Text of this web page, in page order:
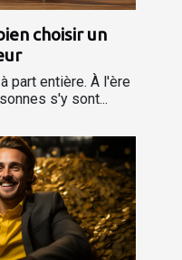
choisir un
part entière. À l'ère
s'y sont...